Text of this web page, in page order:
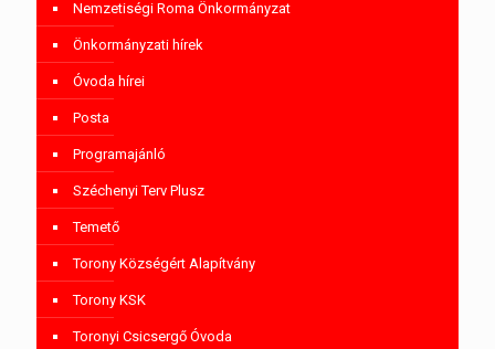
Nemzetiségi Roma Önkormányzat
Önkormányzati hírek
Óvoda hírei
Posta
Programajánló
Széchenyi Terv Plusz
Temető
Torony Községért Alapítvány
Torony KSK
Toronyi Csicsergő Óvoda